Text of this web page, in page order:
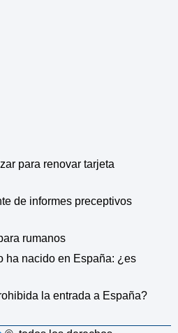
para renovar tarjeta
de informes preceptivos
rumanos
ha nacido en España: ¿es
la entrada a España?